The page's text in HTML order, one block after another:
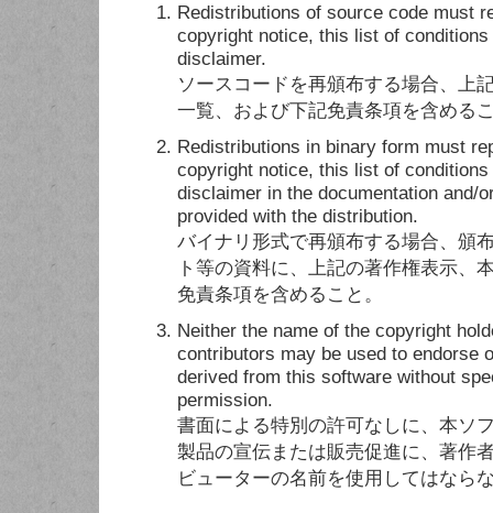
Redistributions of source code must
copyright notice, this list of conditions
disclaimer.
ソースコードを再頒布する場合、上
一覧、および下記免責条項を含める
Redistributions in binary form must
copyright notice, this list of conditions
disclaimer in the documentation and/
provided with the distribution.
バイナリ形式で再頒布する場合、頒
ト等の資料に、上記の著作権表示、
免責条項を含めること。
Neither the name of the copyright
contributors may be used to endorse
derived from this software without
permission.
書面による特別の許可なしに、本ソ
製品の宣伝または販売促進に、著作
ビューターの名前を使用してはなら